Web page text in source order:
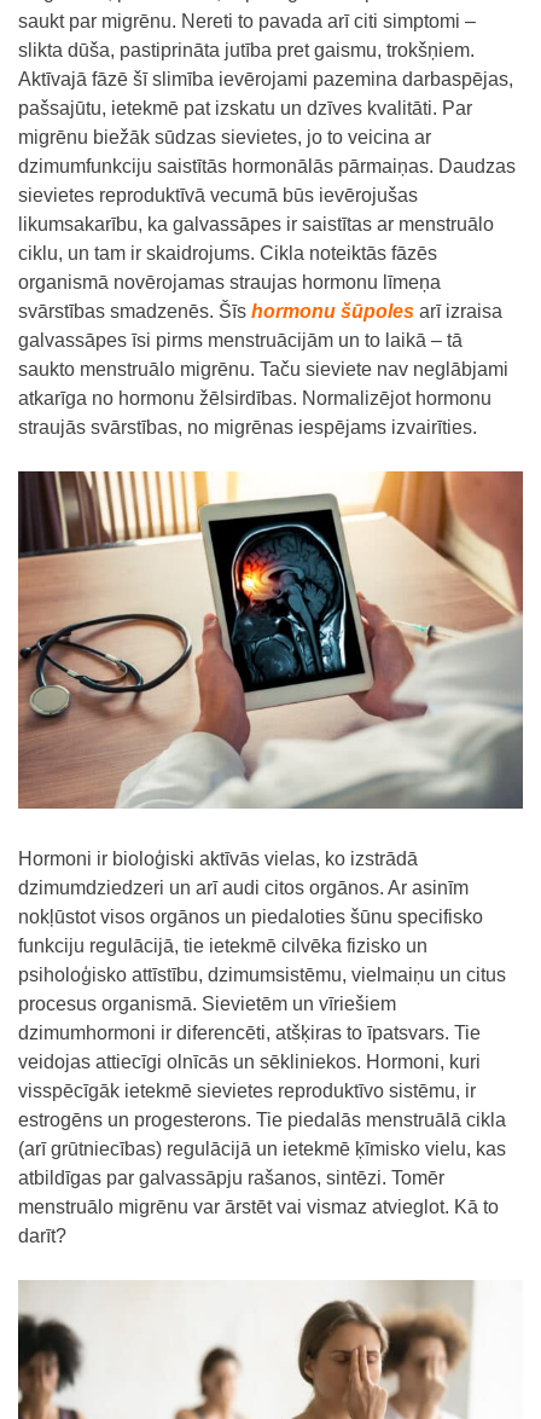
saukt par migrēnu. Nereti to pavada arī citi simptomi –
slikta dūša, pastiprināta jutība pret gaismu, trokšņiem.
Aktīvajā fāzē šī slimība ievērojami pazemina darbaspējas,
pašsajūtu, ietekmē pat izskatu un dzīves kvalitāti. Par
migrēnu biežāk sūdzas sievietes, jo to veicina ar
dzimumfunkciju saistītās hormonālās pārmaiņas. Daudzas
sievietes reproduktīvā vecumā būs ievērojušas
likumsakarību, ka galvassāpes ir saistītas ar menstruālo
ciklu, un tam ir skaidrojums. Cikla noteiktās fāzēs
organismā novērojamas straujas hormonu līmeņa
svārstības smadzenēs. Šīs hormonu šūpoles arī izraisa
galvassāpes īsi pirms menstruācijām un to laikā – tā
saukto menstruālo migrēnu. Taču sieviete nav neglābjami
atkarīga no hormonu žēlsirdības. Normalizējot hormonu
straujās svārstības, no migrēnas iespējams izvairīties.
Hormoni ir bioloģiski aktīvās vielas, ko izstrādā
dzimumdziedzeri un arī audi citos orgānos. Ar asinīm
nokļūstot visos orgānos un piedaloties šūnu specifisko
funkciju regulācijā, tie ietekmē cilvēka fizisko un
psiholoģisko attīstību, dzimumsistēmu, vielmaiņu un citus
procesus organismā. Sievietēm un vīriešiem
dzimumhormoni ir diferencēti, atšķiras to īpatsvars. Tie
veidojas attiecīgi olnīcās un sēkliniekos. Hormoni, kuri
visspēcīgāk ietekmē sievietes reproduktīvo sistēmu, ir
estrogēns un progesterons. Tie piedalās menstruālā cikla
(arī grūtniecības) regulācijā un ietekmē ķīmisko vielu, kas
atbildīgas par galvassāpju rašanos, sintēzi. Tomēr
menstruālo migrēnu var ārstēt vai vismaz atvieglot. Kā to
darīt?